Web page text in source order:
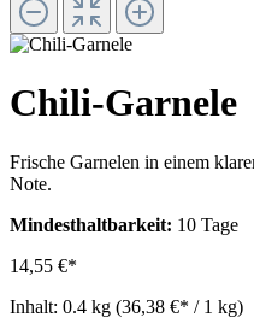
Chili-Garnele
Frische Garnelen in einem
Note.
Mindesthaltbarkeit: 10 Tage
14,55 €*
Inhalt: 0.4 kg (36,38 €* / 1 kg)